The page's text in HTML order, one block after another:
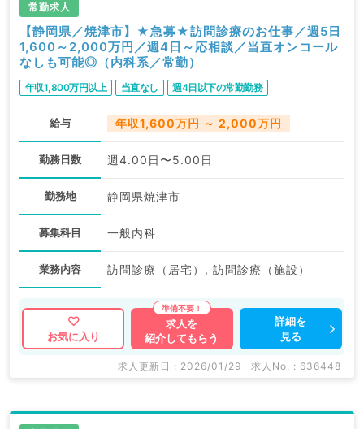
常勤求人
【静岡県／焼津市】★急募★訪問診療のお仕事／週5日
1,600～2,000万円／週4日～応相談／当直オンコール
なしも可能◎（内科系／常勤）
年収1,800万円以上 当直なし 週4日以下の常勤勤務
給与 年収1,600万円 ～ 2,000万円
勤務日数 週4.00日〜5.00日
勤務地 静岡県焼津市
募集科目 一般内科
業務内容 訪問診療（居宅）, 訪問診療（施設）
お気に入り
求人を
紹介してもらう
詳細を
見る
求人更新日 : 2026/01/29 求人No. : 636448